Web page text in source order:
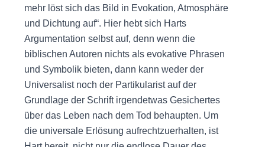
mehr löst sich das Bild in Evokation, Atmosphäre
und Dichtung auf“. Hier hebt sich Harts
Argumentation selbst auf, denn wenn die
biblischen Autoren nichts als evokative Phrasen
und Symbolik bieten, dann kann weder der
Universalist noch der Partikularist auf der
Grundlage der Schrift irgendetwas Gesichertes
über das Leben nach dem Tod behaupten. Um
die universale Erlösung aufrechtzuerhalten, ist